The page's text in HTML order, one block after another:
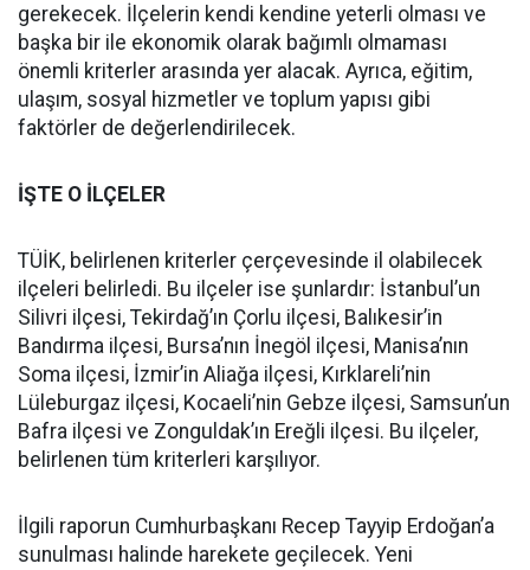
gerekecek. İlçelerin kendi kendine yeterli olması ve
başka bir ile ekonomik olarak bağımlı olmaması
önemli kriterler arasında yer alacak. Ayrıca, eğitim,
ulaşım, sosyal hizmetler ve toplum yapısı gibi
faktörler de değerlendirilecek.
İŞTE O İLÇELER
TÜİK, belirlenen kriterler çerçevesinde il olabilecek
ilçeleri belirledi. Bu ilçeler ise şunlardır: İstanbul’un
Silivri ilçesi, Tekirdağ’ın Çorlu ilçesi, Balıkesir’in
Bandırma ilçesi, Bursa’nın İnegöl ilçesi, Manisa’nın
Soma ilçesi, İzmir’in Aliağa ilçesi, Kırklareli’nin
Lüleburgaz ilçesi, Kocaeli’nin Gebze ilçesi, Samsun’un
Bafra ilçesi ve Zonguldak’ın Ereğli ilçesi. Bu ilçeler,
belirlenen tüm kriterleri karşılıyor.
İlgili raporun Cumhurbaşkanı Recep Tayyip Erdoğan’a
sunulması halinde harekete geçilecek. Yeni